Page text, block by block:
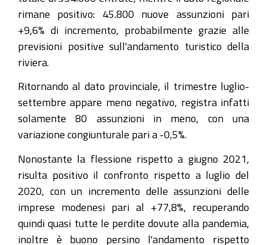
rimane positivo: 45.800 nuove assunzioni pari
+9,6% di incremento, probabilmente grazie alle
previsioni positive sull'andamento turistico della
riviera.
Ritornando al dato provinciale, il trimestre luglio-
settembre appare meno negativo, registra infatti
solamente 80 assunzioni in meno, con una
variazione congiunturale pari a -0,5%.
Nonostante la flessione rispetto a giugno 2021,
risulta positivo il confronto rispetto a luglio del
2020, con un incremento delle assunzioni delle
imprese modenesi pari al +77,8%, recuperando
quindi quasi tutte le perdite dovute alla pandemia,
inoltre è buono persino l'andamento rispetto